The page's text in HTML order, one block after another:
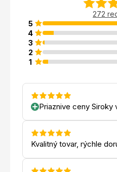
272
5
4
3
2
1
Priaznive ceny Siroky
Kvalitný tovar, rýchle